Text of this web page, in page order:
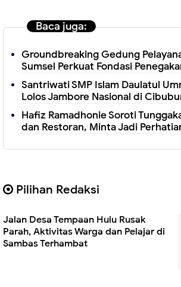
Baca juga:
Groundbreaking Gedung
Sumsel Perkuat Fondasi
Santriwati SMP Islam Daulatul
Lolos Jambore Nasional di
Hafiz Ramadhonie Soroti
dan Restoran, Minta Jadi
Pilihan Redaksi
Jalan Desa Tempaan Hulu Rusak
Parah, Aktivitas Warga dan Pelajar di
Sambas Terhambat